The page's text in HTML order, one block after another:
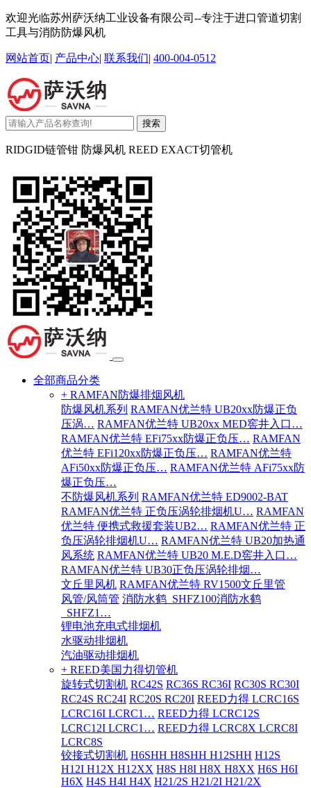
欢迎光临苏州萨沃纳工业设备有限公司--专注于进口管道切割
工具与消防防爆风机
网站首页| 产品中心| 联系我们| 400-004-0512
搜索
RIDGID链管钳 防爆风机 REED EXACT切管机
全部商品分类
+ RAMFAN防爆排烟风机
防爆风机系列 RAMFAN优兰特 UB20xx防爆正负
压涡… RAMFAN优兰特 UB20xx MED窖井入口…
RAMFAN优兰特 EFi75xx防爆正负压… RAMFAN
优兰特 EFi120xx防爆正负压… RAMFAN优兰特
AFi50xx防爆正负压… RAMFAN优兰特 AFi75xx防
爆正负压…
不防爆风机系列 RAMFAN优兰特 ED9002-BAT
RAMFAN优兰特 正负压涡轮排烟机U… RAMFAN
优兰特 便携式救援套装UB2… RAMFAN优兰特 正
负压涡轮排烟机U… RAMFAN优兰特 UB20加热通
风系统 RAMFAN优兰特 UB20 M.E.D窖井入口…
RAMFAN优兰特 UB30正负压涡轮排烟…
文丘里风机 RAMFAN优兰特 RV1500文丘里管
风管/风筒管 消防水鹤_SHFZ100消防水鹤
_SHFZ1…
锂电池充电式排烟机
水驱动排烟机
汽油驱动排烟机
+ REED美国力得切管机
旋转式切割机 RC42S RC36S RC36I RC30S RC30I
RC24S RC24I RC20S RC20I REED力得 LCRC16S
LCRC16I LCRC1… REED力得 LCRC12S
LCRC12I LCRC1… REED力得 LCRC8X LCRC8I
LCRC8S
铰接式切割机 H6SHH H8SHH H12SHH H12S
H12I H12X H12XX H8S H8I H8X H8XX H6S H6I
H6X H4S H4I H4X H21/2S H21/2I H21/2X